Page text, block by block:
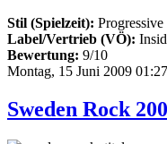
Stil (Spielzeit):
Label/Vertrieb (VÖ):
Bewertung: 9/10
Montag, 15 Juni 2009 01:27
Sweden Rock